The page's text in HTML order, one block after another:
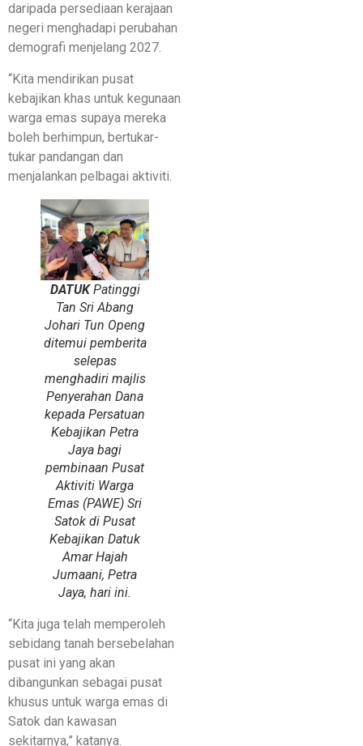
daripada persediaan kerajaan
negeri menghadapi perubahan
demografi menjelang 2027.
“Kita mendirikan pusat
kebajikan khas untuk kegunaan
warga emas supaya mereka
boleh berhimpun, bertukar-
tukar pandangan dan
menjalankan pelbagai aktiviti.
DATUKPatinggi
Tan Sri Abang
Johari Tun Openg
ditemui pemberita
selepas
menghadiri majlis
Penyerahan Dana
kepada Persatuan
Kebajikan Petra
Jaya bagi
pembinaan Pusat
Aktiviti Warga
Emas (PAWE) Sri
Satok di Pusat
Kebajikan Datuk
Amar Hajah
Jumaani, Petra
Jaya, hari ini.
“Kita juga telah memperoleh
sebidang tanah bersebelahan
pusat ini yang akan
dibangunkan sebagai pusat
khusus untuk warga emas di
Satok dan kawasan
sekitarnya,” katanya.